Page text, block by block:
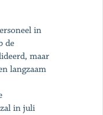
in
de
maar
langzaam
in juli